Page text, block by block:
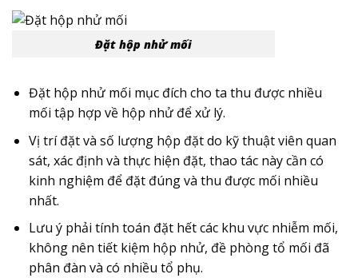
Đặt hộp nhử mối
Đặt hộp nhử mối mục đích cho ta thu được nhiều
mối tập hợp về hộp nhử để xử lý.
Vị trí đặt và số lượng hộp đặt do kỹ thuật viên quan
sát, xác định và thực hiện đặt, thao tác này cần có
kinh nghiệm để đặt đúng và thu được mối nhiều
nhất.
Lưu ý phải tính toán đặt hết các khu vực nhiễm mối,
không nên tiết kiệm hộp nhử, đề phòng tổ mối đã
phân đàn và có nhiều tổ phụ.